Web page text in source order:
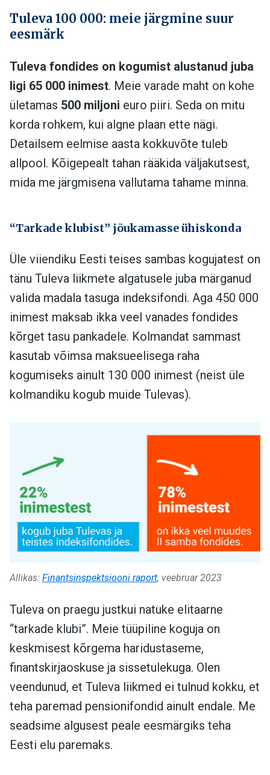
Tuleva 100 000: meie järgmine suur
eesmärk
Tuleva fondides on kogumist alustanud juba
ligi 65 000 inimest. Meie varade maht on kohe
ületamas 500 miljoni euro piiri. Seda on mitu
korda rohkem, kui algne plaan ette nägi.
Detailsem eelmise aasta kokkuvõte tuleb
allpool. Kõigepealt tahan rääkida väljakutsest,
mida me järgmisena vallutama tahame minna.
“Tarkade klubist” jõukamasse ühiskonda
Üle viiendiku Eesti teises sambas kogujatest on
tänu Tuleva liikmete algatusele juba märganud
valida madala tasuga indeksifondi. Aga 450 000
inimest maksab ikka veel vanades fondides
kõrget tasu pankadele. Kolmandat sammast
kasutab võimsa maksueelisega raha
kogumiseks ainult 130 000 inimest (neist üle
kolmandiku kogub muide Tulevas).
Allikas: Finantsinspektsiooni raport, veebruar 2023
Tuleva on praegu justkui natuke elitaarne
“tarkade klubi”. Meie tüüpiline koguja on
keskmisest kõrgema haridustaseme,
finantskirjaoskuse ja sissetulekuga. Olen
veendunud, et Tuleva liikmed ei tulnud kokku, et
teha paremad pensionifondid ainult endale. Me
seadsime algusest peale eesmärgiks teha
Eesti elu paremaks.